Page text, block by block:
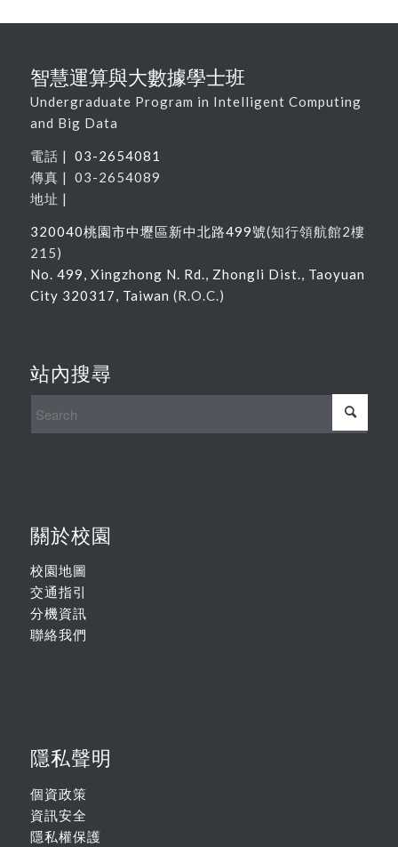
智慧運算與大數據學士班
Undergraduate Program in Intelligent Computing
and Big Data
電話 | 03-2654081
傳真 | 03-2654089
地址 |
320040桃園市中壢區新中北路499號(知行領航館2樓
215)
No. 499, Xingzhong N. Rd., Zhongli Dist., Taoyuan
City 320317, Taiwan (R.O.C.)
站內搜尋
關於校園
校園地圖
交通指引
分機資訊
聯絡我們
隱私聲明
個資政策
資訊安全
隱私權保護